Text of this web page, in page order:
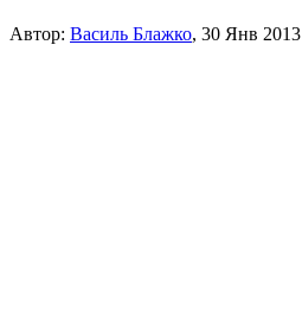
Автор: Василь Блажко, 30 Янв 2013